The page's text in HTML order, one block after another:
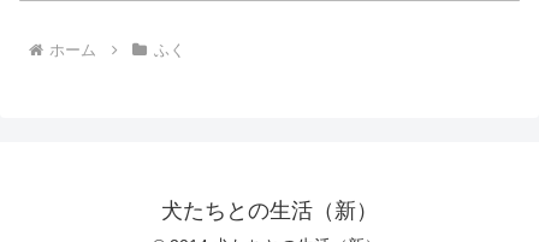
ホーム ふく
犬たちとの生活（新）